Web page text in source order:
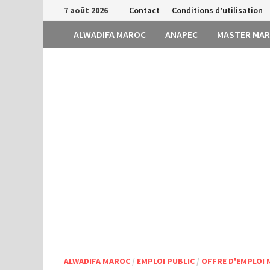
Passer
au
contenu
7 août 2026 Contact Conditions d’utilisation
ALWADIFA MAROC ANAPEC MASTER
ALWADIFA MAROC / EMPLOI PUBLIC / OFFRE D'EMPLOI